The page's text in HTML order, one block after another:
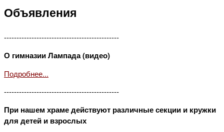
Объявления
----------------------------------------------
О гимназии Лампада (видео)
Подробнее...
----------------------------------------------
При нашем храме действуют различные секции и кружки
для детей и взрослых